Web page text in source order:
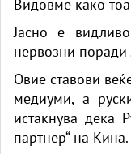
Видовме како
Јасно е
нервозни поради
Овие ставови
медиуми, а
истакнува дека
партнер“ на Кина.